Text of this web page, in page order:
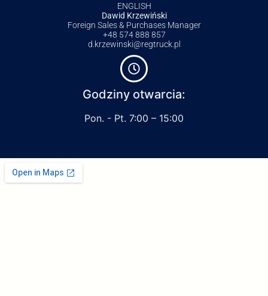
ENGLISH
Dawid Krzewiński
Foreign Sales & Purchases Manager
+48 574 888 857
d.krzewinski@regtruck.pl
Godziny otwarcia:
Pon. - Pt. 7:00 – 15:00